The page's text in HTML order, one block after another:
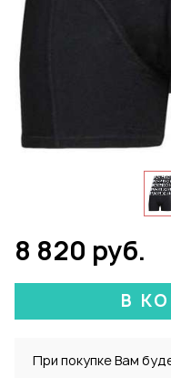
8 820 руб.
В
При покупке Вам